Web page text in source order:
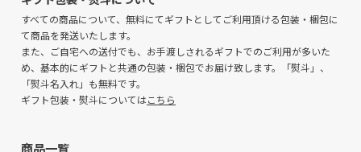
すべての商品について、無料にてギフトとしてご利用頂ける包装・梱包に
て商品を発送いたします。
また、ご自宅への送付でも、お手渡しされるギフトでのご利用が多いた
め、基本的にギフトと共通の包装・梱包でお届け致します。「熨斗」、
「熨斗名入れ」も無料です。
ギフト包装・熨斗についてはこちら
商品一覧